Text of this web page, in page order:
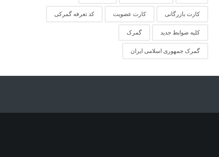
کارت بازرگانی کارت عضویت کد تعرفه گمرکی
کلیه ضوابط جدید گمرک
گمرک جمهوری اسلامی ایران